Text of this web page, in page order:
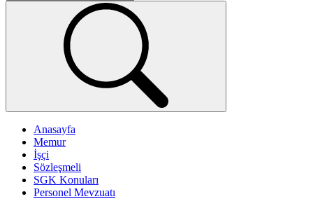
Anasayfa
Memur
İşçi
Sözleşmeli
SGK Konuları
Personel Mevzuatı